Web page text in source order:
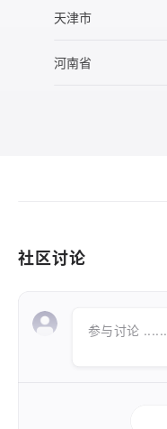
天津市
河南省
社区讨论
参与讨论 ......